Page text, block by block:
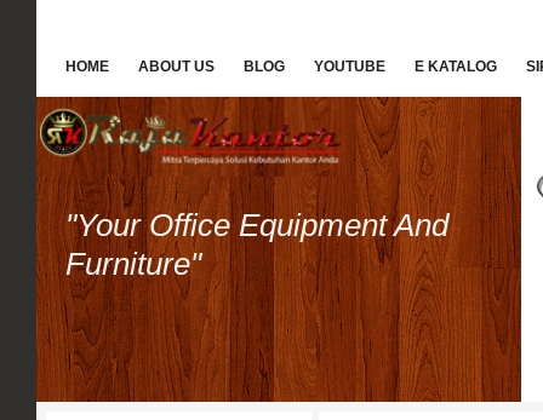
HOME ABOUT US BLOG YOUTUBE E KATALOG
"Your Office Equipment And
Furniture"